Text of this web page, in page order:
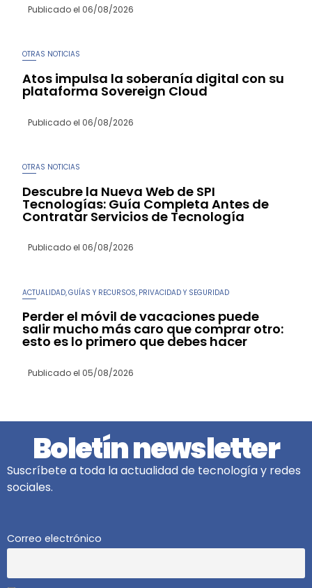
Publicado el 06/08/2026
OTRAS NOTICIAS
Atos impulsa la soberanía digital con su
plataforma Sovereign Cloud
Publicado el 06/08/2026
OTRAS NOTICIAS
Descubre la Nueva Web de SPI
Tecnologías: Guía Completa Antes de
Contratar Servicios de Tecnología
Publicado el 06/08/2026
ACTUALIDAD ,GUÍAS Y RECURSOS PRIVACIDAD Y SEGURIDAD
Perder el móvil de vacaciones puede
salir mucho más caro que comprar otro:
esto es lo primero que debes hacer
Publicado el 05/08/2026
Boletín newsletter
Suscríbete a toda la actualidad de tecnología y redes
sociales.
Correo electrónico